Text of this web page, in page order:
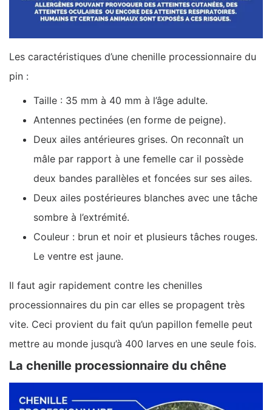
Les caractéristiques d’une chenille processionnaire du
pin :
Taille : 35 mm à 40 mm à l’âge adulte.
Antennes pectinées (en forme de peigne).
Deux ailes antérieures grises. On reconnaît un
mâle par rapport à une femelle car il possède
deux bandes parallèles et foncées sur ses ailes.
Deux ailes postérieures blanches avec une tâche
sombre à l’extrémité.
Couleur : brun et noir et plusieurs tâches rouges.
Le ventre est jaune.
Il faut agir rapidement contre les chenilles
processionnaires du pin car elles se propagent très
vite. Ceci provient du fait qu’un papillon femelle peut
mettre au monde jusqu’à 400 larves en une seule fois.
La chenille processionnaire du chêne